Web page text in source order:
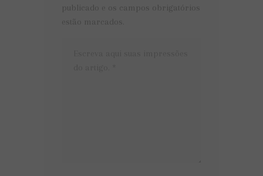
publicado e os campos obrigatórios
estão marcados.